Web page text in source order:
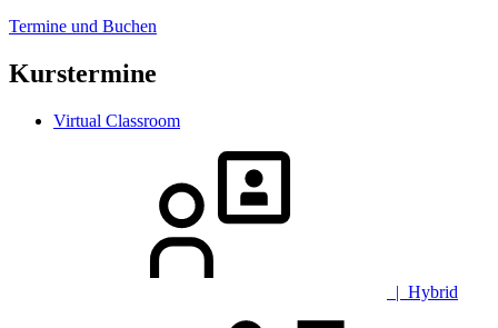
Termine und Buchen
Kurstermine
Virtual Classroom
| Hybrid